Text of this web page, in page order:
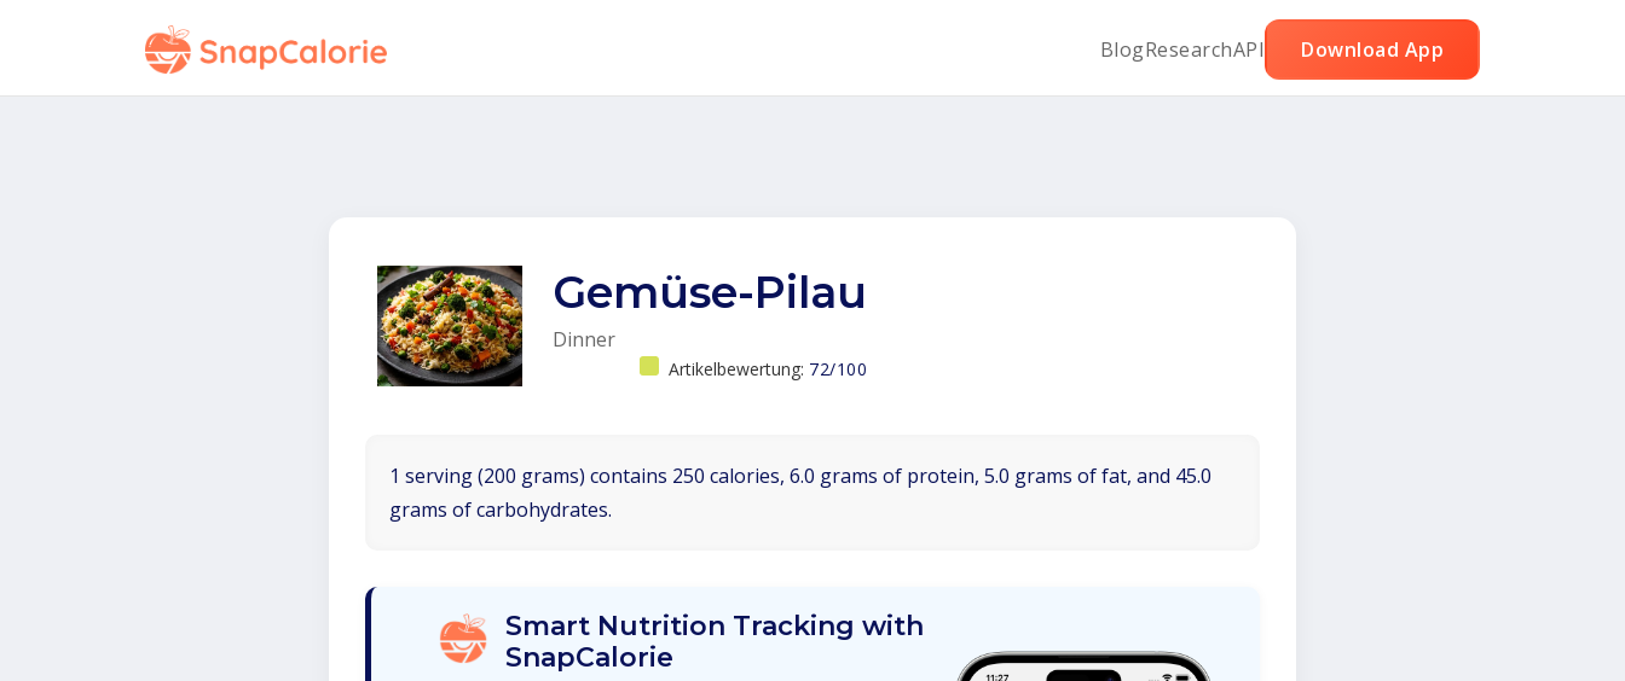
BlogResearchAPI Download App
Gemüse-Pilau
Dinner
Artikelbewertung: 72/100
1 serving (200 grams) contains 250 calories, 6.0 grams of protein, 5.0 grams of fat, and 45.0
grams of carbohydrates.
Smart Nutrition Tracking with
SnapCalorie